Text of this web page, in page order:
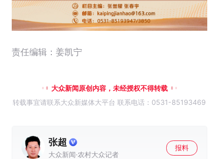
责任编辑：姜凯宁
大众新闻原创内容，未经授权不得转载
转载事宜请联系大众新媒体大平台 联系电话：0531-85193469
张晨
大众新闻编辑
报料